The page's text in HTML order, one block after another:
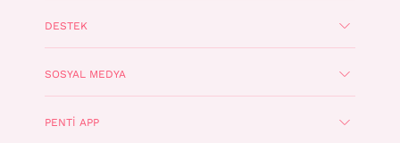
DESTEK
SOSYAL MEDYA
PENTI APP